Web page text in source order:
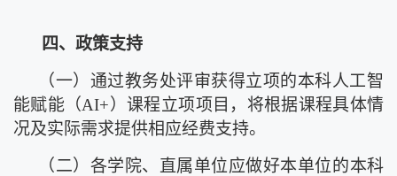
四、政策支持
（一） 通过教务处评审获得立项的本科人工智
能赋能（AI+）课程立项项目，将根据课程具体情
况及实际需求提供相应经费支持。
（二） 各学院、 直属单位应做好本单位的本科